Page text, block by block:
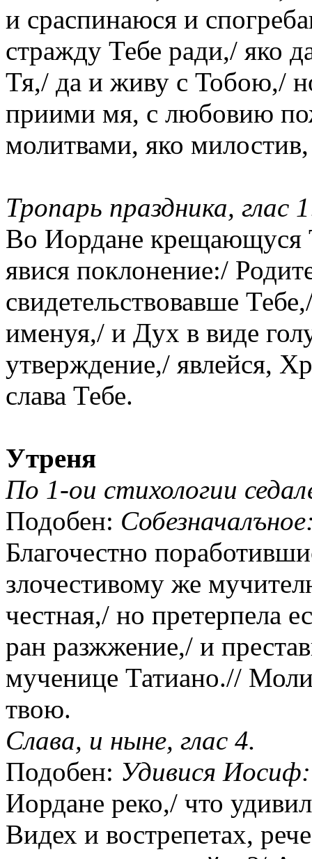
и сраспинаюся и
стражду Тебе ради,/ яко
Тя,/ да и живу с Тобою,/
приими мя, с любовию
молитвами, яко
Тропарь праздника, глас
Во Иордане крещающуся
явися поклонение:/
свидетельствовавше
именуя,/ и Дух в виде
утверждение,/ явлейся,
слава Тебе.
Утреня
По 1-ои стихологии
Подобен:
Благочестно
злочестивому же
честная,/ но претерпела
ран разжжение,/ и
мученице Татиано.//
твою.
Слава, и ныне, глас 4.
Подобен: Удивися Иосиф:
Иордане реко,/ что
Видех и вострепетах,